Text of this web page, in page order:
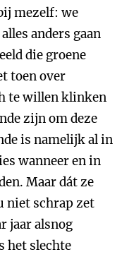
mezelf: we
anders gaan
die groene
toen over
te willen klinken
zijn om deze
is namelijk al in
wanneer en in
Maar dát ze
niet schrap zet
jaar alsnog
het slechte